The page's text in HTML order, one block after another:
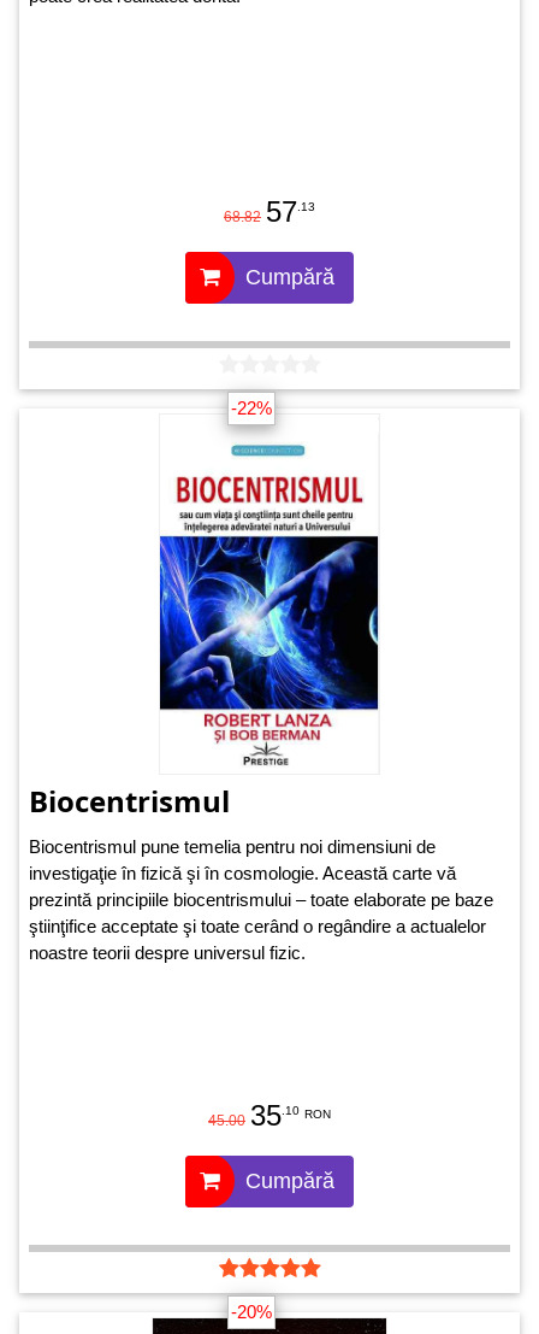
68.82 57 .13
Cumpără
-22%
Biocentrismul
Biocentrismul pune temelia pentru noi dimensiuni de
investigaţie în fizică şi în cosmologie. Această carte vă
prezintă principiile biocentrismului – toate elaborate pe baze
ştiinţifice acceptate şi toate cerând o regândire a actualelor
noastre teorii despre universul fizic.
45.00 35 .10 RON
Cumpără
-20%